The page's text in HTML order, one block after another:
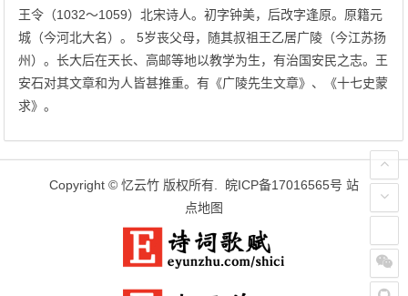
王令（1032～1059）北宋诗人。初字钟美，后改字逢原。原籍元
城（今河北大名）。 5岁丧父母，随其叔祖王乙居广陵（今江苏扬
州）。长大后在天长、高邮等地以教学为生，有治国安民之志。王
安石对其文章和为人皆甚推重。有《广陵先生文章》、《十七史蒙
求》。
Copyright © 忆云竹 版权所有. 皖ICP备17016565号 站
点地图